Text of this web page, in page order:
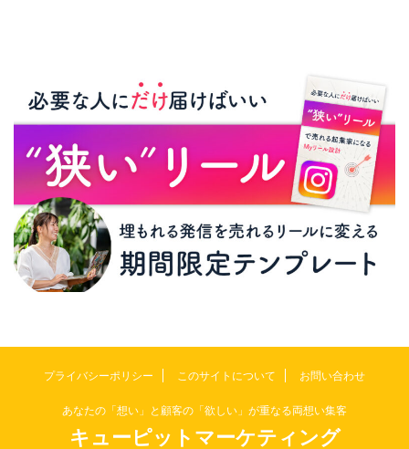
プライバシーポリシー このサイトについて お問い合わせ
あなたの「想い」と顧客の「欲しい」が重なる両想い集客
キューピットマーケティング